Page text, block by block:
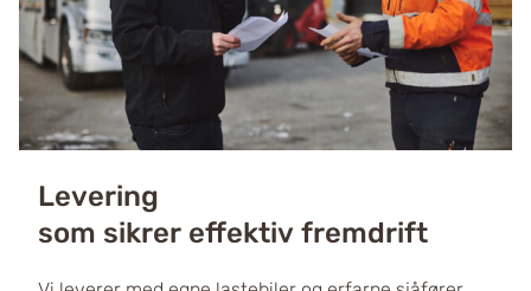
Levering
som sikrer effektiv fremdrift